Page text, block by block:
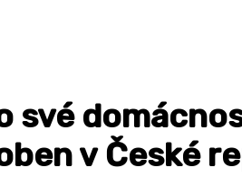
své
v České